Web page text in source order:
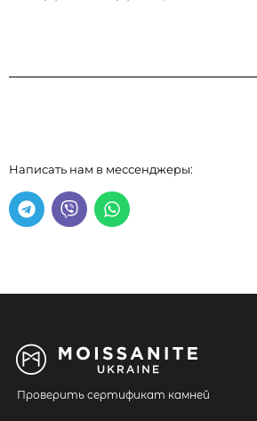
Написать нам в мессенджеры:
Проверить сертификат камней